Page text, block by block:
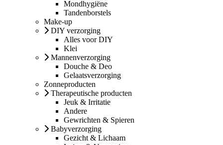
Mondhygiëne
Tandenborstels
Make-up
DIY verzorging
Alles voor DIY
Klei
Mannenverzorging
Douche & Deo
Gelaatsverzorging
Zonneproducten
Therapeutische producten
Jeuk & Irritatie
Andere
Gewrichten & Spieren
Babyverzorging
Gezicht & Lichaam